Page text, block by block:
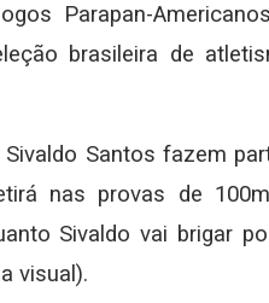
Parapan-
brasileira de
Sivaldo Santos fazem
nas provas de
Sivaldo vai brigar
visual).